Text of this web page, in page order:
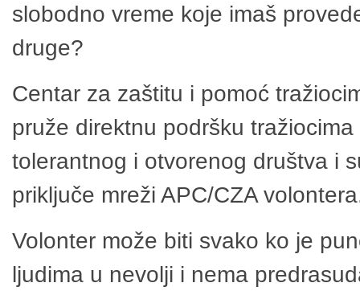
slobodno vreme koje imaš
druge?
Centar za zaštitu i pomoć
pruže direktnu podršku
tolerantnog i otvorenog društva i
priključe mreži APC/CZA
Volonter može biti svako ko je
ljudima u nevolji i nema